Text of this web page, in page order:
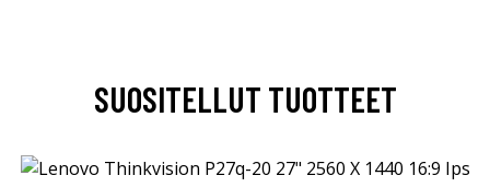
SUOSITELLUT TUOTTEET